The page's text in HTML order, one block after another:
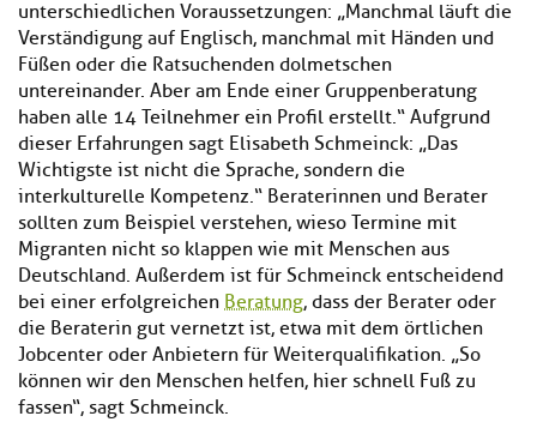
unterschiedlichen Voraussetzungen: „Manchmal läuft die
Verständigung auf Englisch, manchmal mit Händen und
Füßen oder die Ratsuchenden dolmetschen
untereinander. Aber am Ende einer Gruppenberatung
haben alle 14 Teilnehmer ein Profil erstellt.“ Aufgrund
dieser Erfahrungen sagt Elisabeth Schmeinck: „Das
Wichtigste ist nicht die Sprache, sondern die
interkulturelle Kompetenz.“ Beraterinnen und Berater
sollten zum Beispiel verstehen, wieso Termine mit
Migranten nicht so klappen wie mit Menschen aus
Deutschland. Außerdem ist für Schmeinck entscheidend
bei einer erfolgreichen Beratung, dass der Berater oder
die Beraterin gut vernetzt ist, etwa mit dem örtlichen
Jobcenter oder Anbietern für Weiterqualifikation. „So
können wir den Menschen helfen, hier schnell Fuß zu
fassen“, sagt Schmeinck.